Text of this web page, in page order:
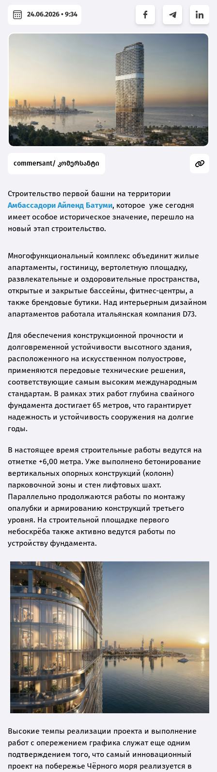
24.06.2026 • 9:34
commersant/ კომერსანტი
Строительство первой башни на территории
Амбассадори Айленд Батуми, которое уже сегодня
имеет особое историческое значение, перешло на
новый этап строительство.
Многофункциональный комплекс объединит жилые
апартаменты, гостиницу, вертолетную площадку,
развлекательные и оздоровительные пространства,
открытые и закрытые бассейны, фитнес-центры, а
также брендовые бутики. Над интерьерным дизайном
апартаментов работала итальянская компания D73.
Для обеспечения конструкционной прочности и
долговременной устойчивости высотного здания,
расположенного на искусственном полуострове,
применяются передовые технические решения,
соответствующие самым высоким международным
стандартам. В рамках этих работ глубина свайного
фундамента достигает 65 метров, что гарантирует
надежность и устойчивость сооружения на долгие
годы.
В настоящее время строительные работы ведутся на
отметке +6,00 метра. Уже выполнено бетонирование
вертикальных опорных конструкций (колонн)
парковочной зоны и стен лифтовых шахт.
Параллельно продолжаются работы по монтажу
опалубки и армированию конструкций третьего
уровня. На строительной площадке первого
небоскрёба также активно ведутся работы по
устройству фундамента.
Высокие темпы реализации проекта и выполнение
работ с опережением графика служат еще одним
подтверждением того, что самый инновационный
проект на побережье Чёрного моря реализуется в